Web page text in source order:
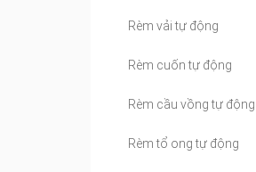
Rèm vải tự động
Rèm cuốn tự động
Rèm cầu vồng tự động
Rèm tổ ong tự động